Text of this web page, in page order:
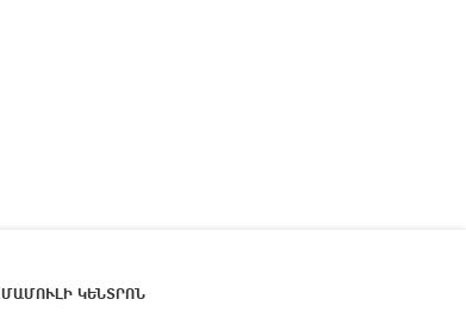
ՄԱՄՈՒԼԻ ԿԵՆՏՐՈՆ